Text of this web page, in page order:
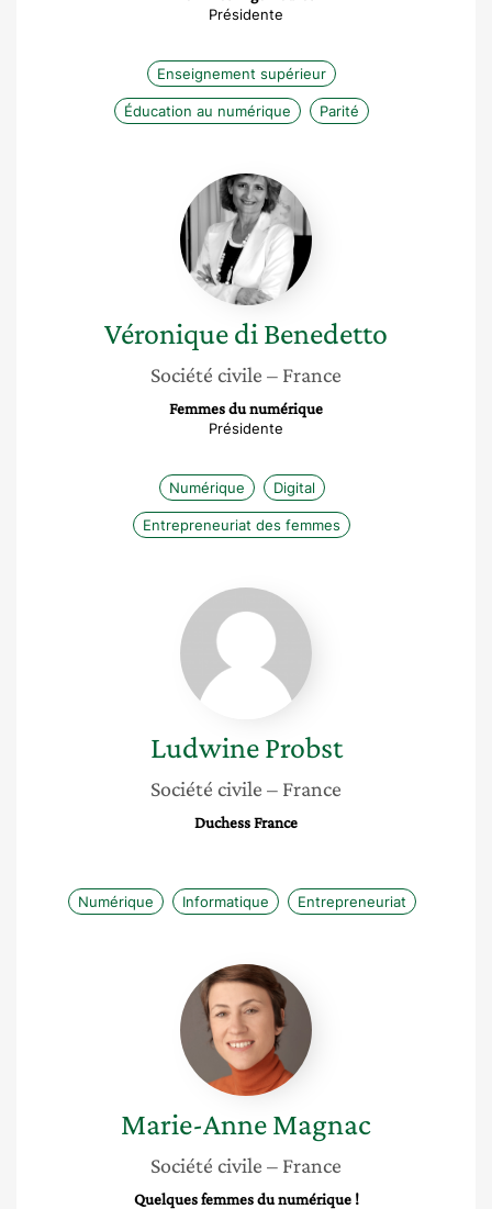
Présidente
Enseignement supérieur
Éducation au numérique Parité
Véronique
di
Benedetto
Véroniquedi Benedetto
Société civile – France
Femmes du numérique
Présidente
Numérique Digital
Entrepreneuriat des femmes
Ludwine
Probst
Ludwine Probst
Société civile – France
Duchess France
Numérique Informatique Entrepreneuriat
Marie-
Anne
Magnac
Marie-AnneMagnac
Société civile – France
Quelques femmes du numérique !